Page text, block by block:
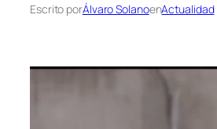
Escrito porÁlvaro SolanoenActualidad